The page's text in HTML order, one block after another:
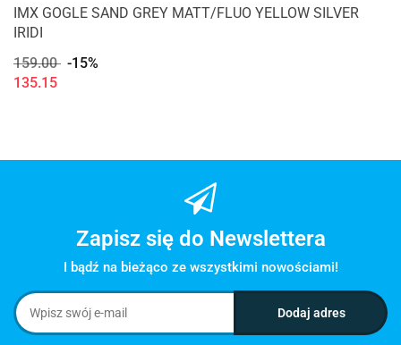
IMX GOGLE SAND GREY MATT/FLUO YELLOW SILVER
IRIDI
159.00 -15%
135.15
Zapisz się do Newslettera
I bądź na bieżąco ze wszystkimi nowościami!